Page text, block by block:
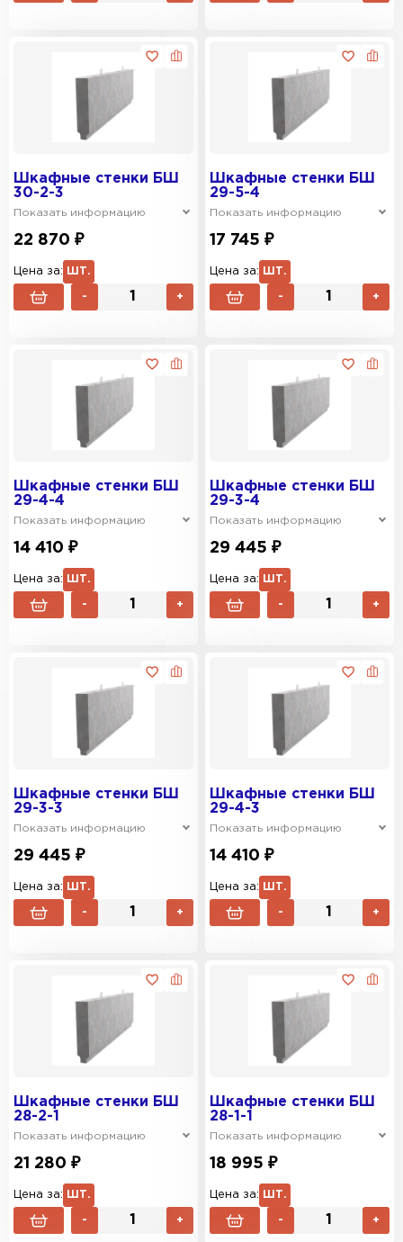
Шкафные стенки БШ
30-2-3
Показать информацию
22 870 ₽
Цена за: ШТ.
- +
Шкафные стенки БШ
29-5-4
Показать информацию
17 745 ₽
Цена за: ШТ.
- +
Шкафные стенки БШ
29-4-4
Показать информацию
14 410 ₽
Цена за: ШТ.
- +
Шкафные стенки БШ
29-3-4
Показать информацию
29 445 ₽
Цена за: ШТ.
- +
Шкафные стенки БШ
29-3-3
Показать информацию
29 445 ₽
Цена за: ШТ.
- +
Шкафные стенки БШ
29-4-3
Показать информацию
14 410 ₽
Цена за: ШТ.
- +
Шкафные стенки БШ
28-2-1
Показать информацию
21 280 ₽
Цена за: ШТ.
- +
Шкафные стенки БШ
28-1-1
Показать информацию
18 995 ₽
Цена за: ШТ.
- +